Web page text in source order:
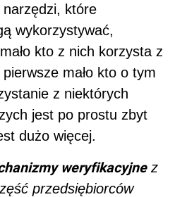
które
wykorzystywać,
kto z nich korzysta z
mało kto o tym
z niektórych
jest po prostu zbyt
dużo więcej.
weryfikacyjnez
przedsiębiorców